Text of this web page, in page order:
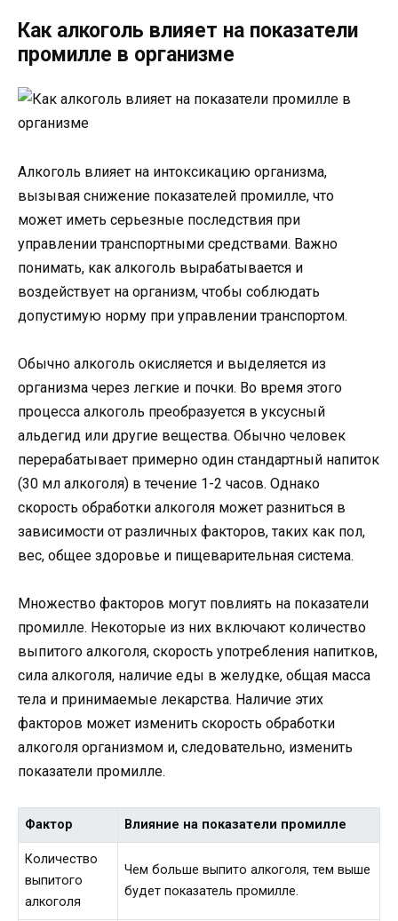
Как алкоголь влияет на показатели
промилле в организме
Алкоголь влияет на интоксикацию организма,
вызывая снижение показателей промилле, что
может иметь серьезные последствия при
управлении транспортными средствами. Важно
понимать, как алкоголь вырабатывается и
воздействует на организм, чтобы соблюдать
допустимую норму при управлении транспортом.
Обычно алкоголь окисляется и выделяется из
организма через легкие и почки. Во время этого
процесса алкоголь преобразуется в уксусный
альдегид или другие вещества. Обычно человек
перерабатывает примерно один стандартный напиток
(30 мл алкоголя) в течение 1-2 часов. Однако
скорость обработки алкоголя может разниться в
зависимости от различных факторов, таких как пол,
вес, общее здоровье и пищеварительная система.
Множество факторов могут повлиять на показатели
промилле. Некоторые из них включают количество
выпитого алкоголя, скорость употребления напитков,
сила алкоголя, наличие еды в желудке, общая масса
тела и принимаемые лекарства. Наличие этих
факторов может изменить скорость обработки
алкоголя организмом и, следовательно, изменить
показатели промилле.
Фактор Влияние на показатели промилле
Количество
выпитого
алкоголя
Чем больше выпито алкоголя, тем выше
будет показатель промилле.